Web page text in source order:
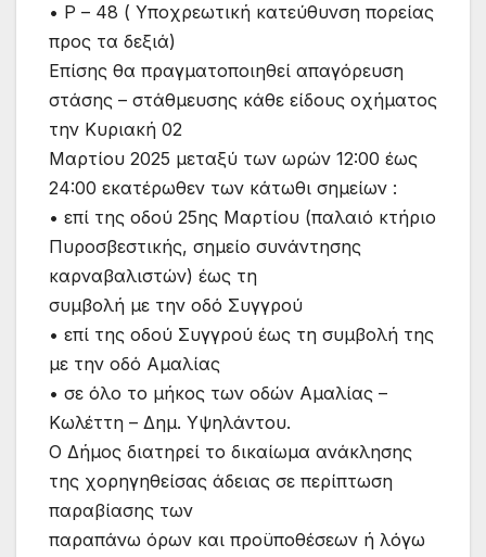
• Ρ – 48 ( Υποχρεωτική κατεύθυνση πορείας
προς τα δεξιά)
Επίσης θα πραγματοποιηθεί απαγόρευση
στάσης – στάθμευσης κάθε είδους οχήματος
την Κυριακή 02
Μαρτίου 2025 μεταξύ των ωρών 12:00 έως
24:00 εκατέρωθεν των κάτωθι σημείων :
• επί της οδού 25ης Μαρτίου (παλαιό κτήριο
Πυροσβεστικής, σημείο συνάντησης
καρναβαλιστών) έως τη
συμβολή με την οδό Συγγρού
• επί της οδού Συγγρού έως τη συμβολή της
με την οδό Αμαλίας
• σε όλο το μήκος των οδών Αμαλίας –
Κωλέττη – Δημ. Υψηλάντου.
Ο Δήμος διατηρεί το δικαίωμα ανάκλησης
της χορηγηθείσας άδειας σε περίπτωση
παραβίασης των
παραπάνω όρων και προϋποθέσεων ή λόγω